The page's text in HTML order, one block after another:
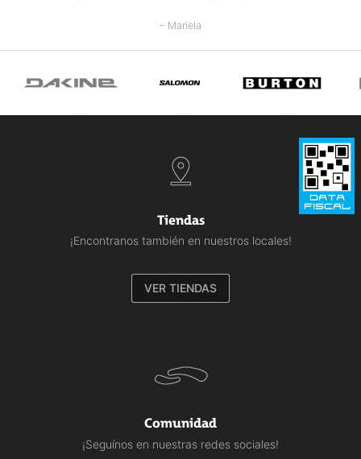
– Mariela
Tiendas
¡Encontranos también en nuestros locales!
VER TIENDAS
Comunidad
¡Seguínos en nuestras redes sociales!